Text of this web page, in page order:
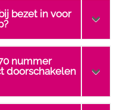
bezet in voor
nummer
doorschakelen